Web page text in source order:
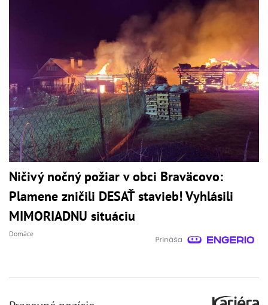
Ničivý nočný požiar v obci Braväcovo:
Plamene zničili DESAŤ stavieb! Vyhlásili
MIMORIADNU situáciu
Domáce